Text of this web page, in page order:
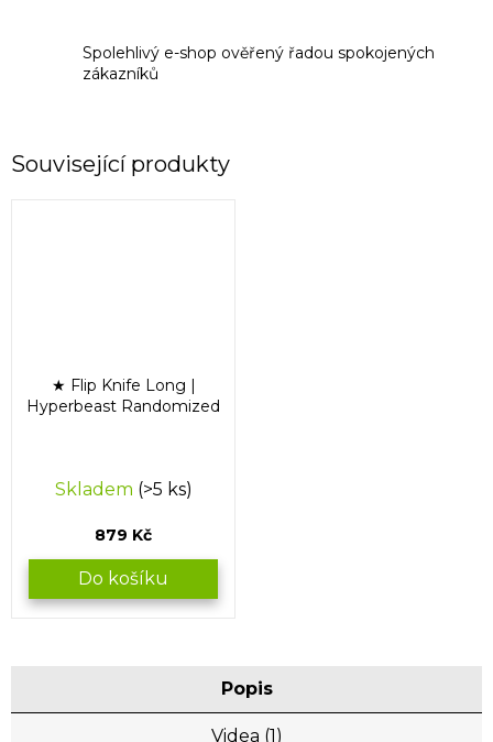
Spolehlivý e-shop ověřený řadou spokojených
zákazníků
Související produkty
★ Flip Knife Long |
Hyperbeast Randomized
Skladem (>5 ks)
879 Kč
Do košíku
Popis
Videa (1)